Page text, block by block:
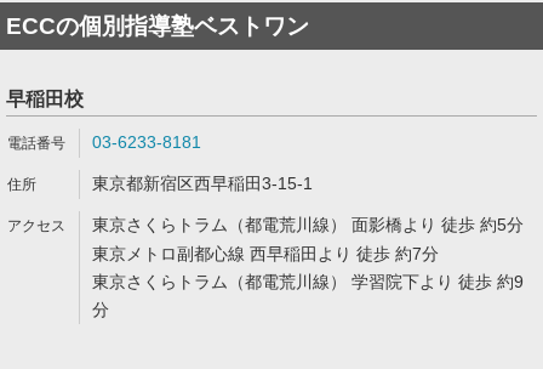
ECCの個別指導塾ベストワン
早稲田校
03-6233-8181
東京都新宿区西早稲田3-15-1
東京さくらトラム（都電荒川線） 面影橋より 徒歩 約5分
東京メトロ副都心線 西早稲田より 徒歩 約7分
東京さくらトラム（都電荒川線） 学習院下より 徒歩 約9
分